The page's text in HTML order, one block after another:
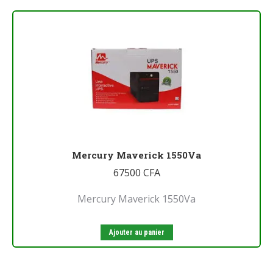
Mercury Maverick 1550Va
67500 CFA
Mercury Maverick 1550Va
Ajouter au panier